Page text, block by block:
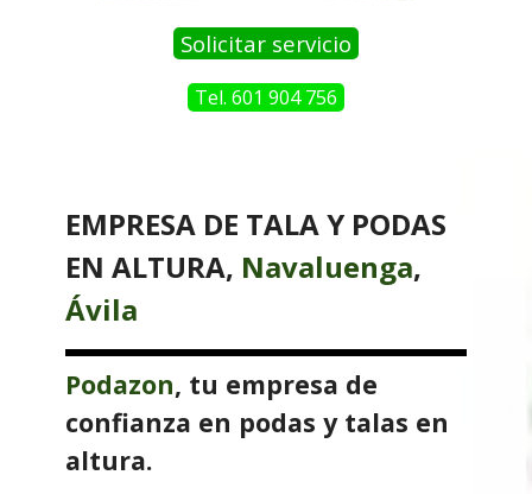
Solicitar servicio
Tel. 601 904 756
EMPRESA DE TALA Y PODAS
EN ALTURA, Navaluenga,
Ávila
Podazon, tu empresa de
confianza en podas y talas en
altura.